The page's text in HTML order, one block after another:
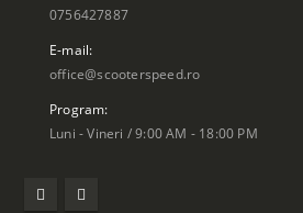
0756427887
E-mail:
office@scooterspeed.ro
Program:
Luni - Vineri / 9:00 AM - 18:00 PM